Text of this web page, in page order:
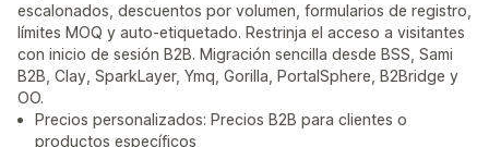
escalonados, descuentos por volumen, formularios de registro,
límites MOQ y auto-etiquetado. Restrinja el acceso a visitantes
con inicio de sesión B2B. Migración sencilla desde BSS, Sami
B2B, Clay, SparkLayer, Ymq, Gorilla, PortalSphere, B2Bridge y
OO.
Precios personalizados: Precios B2B para clientes o
productos específicos